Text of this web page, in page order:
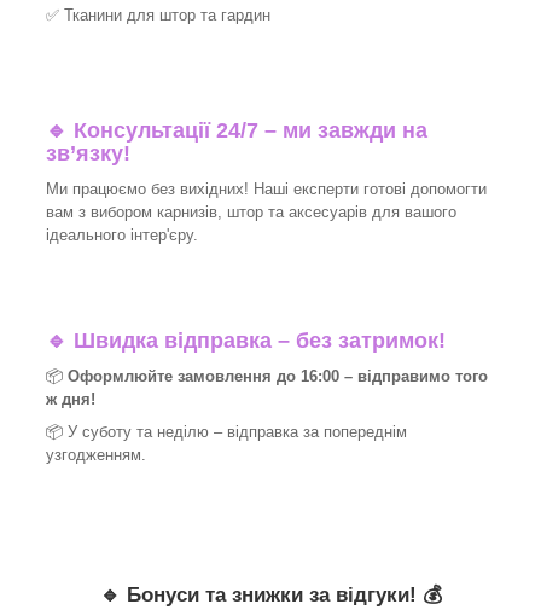
✅ Тканини для штор та гардин
🔹 Консультації 24/7 – ми завжди на
зв’язку!
Ми працюємо без вихідних! Наші експерти готові допомогти
вам з вибором карнизів, штор та аксесуарів для вашого
ідеального інтер'єру.​
🔹 Швидка відправка – без затримок!
📦 Оформлюйте замовлення до 16:00 – відправимо того
ж дня!
📦 У суботу та неділю – відправка за попереднім
узгодженням.
🔹 Бонуси та знижки за відгуки! 💰